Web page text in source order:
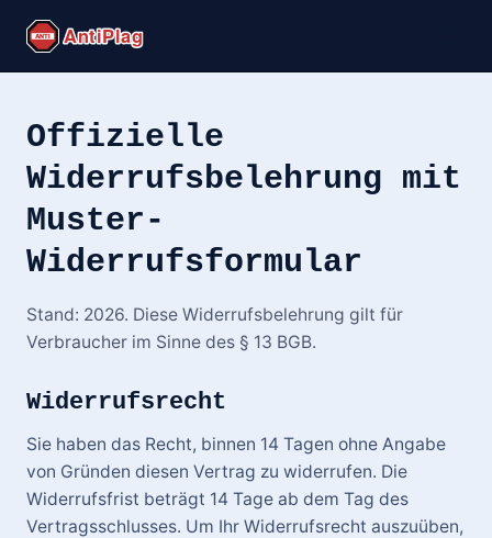
Offizielle
Widerrufsbelehrung mit
Muster-
Widerrufsformular
Stand: 2026. Diese Widerrufsbelehrung gilt für
Verbraucher im Sinne des § 13 BGB.
Widerrufsrecht
Sie haben das Recht, binnen 14 Tagen ohne Angabe
von Gründen diesen Vertrag zu widerrufen. Die
Widerrufsfrist beträgt 14 Tage ab dem Tag des
Vertragsschlusses. Um Ihr Widerrufsrecht auszuüben,